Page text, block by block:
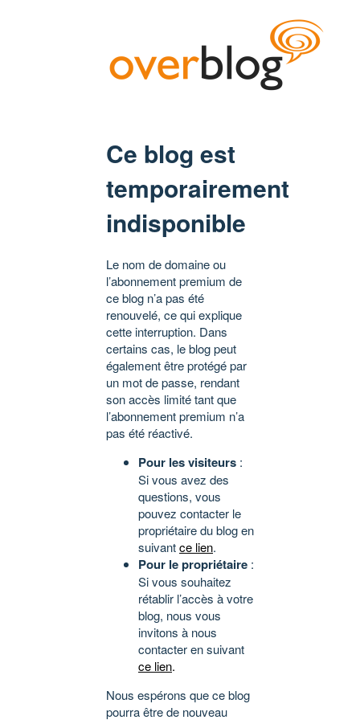
Ce blog est
temporairement
indisponible
Le nom de domaine ou
l’abonnement premium de
ce blog n’a pas été
renouvelé, ce qui explique
cette interruption. Dans
certains cas, le blog peut
également être protégé par
un mot de passe, rendant
son accès limité tant que
l’abonnement premium n’a
pas été réactivé.
Pour les visiteurs :
Si vous avez des
questions, vous
pouvez contacter le
propriétaire du blog en
suivantce lien.
Pour le propriétaire :
Si vous souhaitez
rétablir l’accès à votre
blog, nous vous
invitons à nous
contacter en suivant
ce lien.
Nous espérons que ce blog
pourra être de nouveau